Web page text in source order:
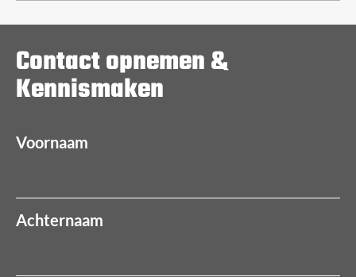
Contact opnemen &
Kennismaken
Voornaam
Achternaam